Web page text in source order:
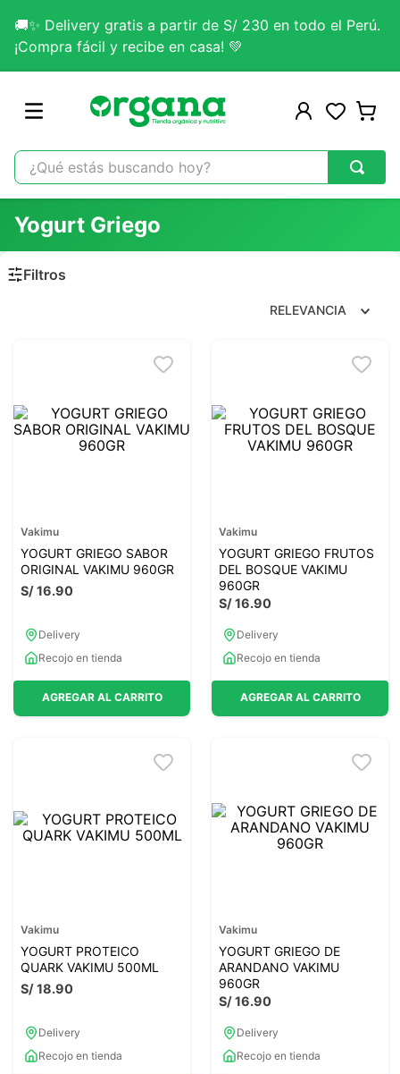
🚚✨ Delivery gratis a partir de S/ 230 en todo el Perú.
¡Compra fácil y recibe en casa! 💚
¿Qué estás buscando hoy?
1 .
omega 3
2.
citrato magnesio
glicinato magnesio
7.
magnesio
stevia
Yogurt Griego
RELEVANCIA
Vakimu
YOGURT GRIEGO SABOR
ORIGINAL VAKIMU 960GR
S/16.90
Delivery
Recojo en tienda
AGREGAR AL CARRITO
Vakimu
YOGURT GRIEGO FRUTOS
DEL BOSQUE VAKIMU
960GR
S/16.90
Delivery
Recojo en tienda
AGREGAR AL CARRITO
Vakimu
YOGURT PROTEICO
QUARK VAKIMU 500ML
S/18.90
Delivery
Recojo en tienda
Vakimu
YOGURT GRIEGO DE
ARANDANO VAKIMU
960GR
S/16.90
Delivery
Recojo en tienda